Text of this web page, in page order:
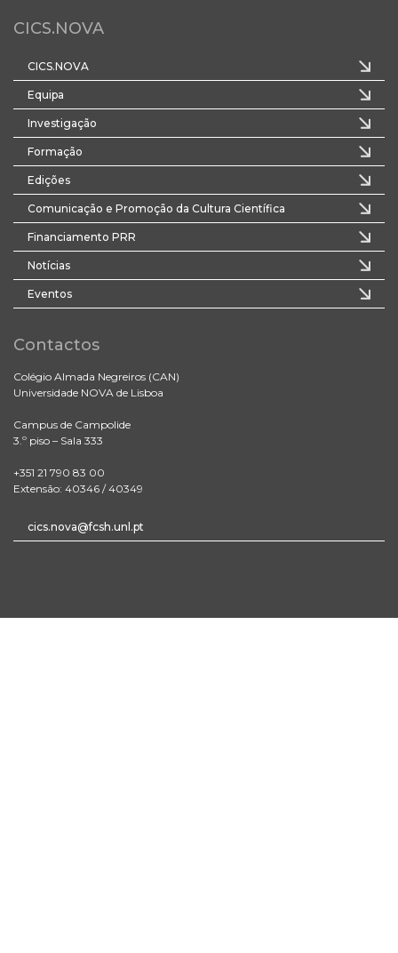
CICS.NOVA
CICS.NOVA
Equipa
Investigação
Formação
Edições
Comunicação e Promoção da Cultura Científica
Financiamento PRR
Notícias
Eventos
Contactos
Colégio Almada Negreiros (CAN)
Universidade NOVA de Lisboa
Campus de Campolide
3.º piso – Sala 333
+351 21 790 83 00
Extensão: 40346 / 40349
cics.nova@fcsh.unl.pt